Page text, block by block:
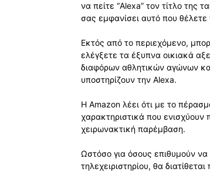
να πείτε “Alexa” τον τίτλο της
σας εμφανίσει αυτό που θέλετε
Εκτός από το περιεχόμενο,
ελέγξετε τα έξυπνα οικιακά
διαφόρων αθλητικών αγώνων
υποστηρίζουν την Alexa.
Η Amazon λέει ότι με το
χαρακτηριστικά που ενισχύουν
χειρωνακτική παρέμβαση.
Ωστόσο για όσους επιθυμούν
τηλεχειριστηρίου, θα